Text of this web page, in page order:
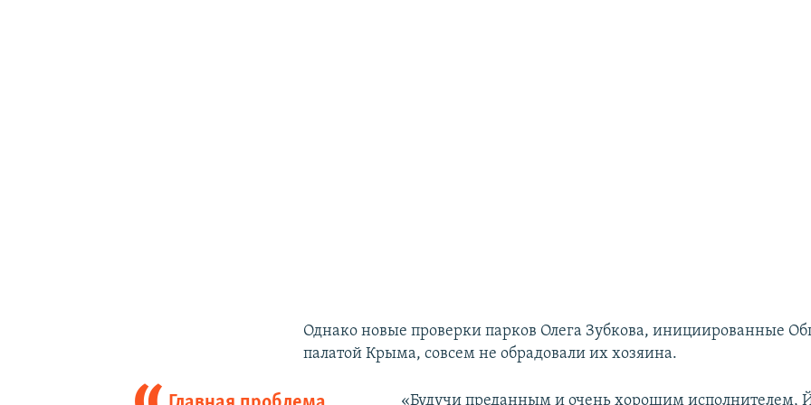
Однако новые проверки парков Олега Зубкова, инициированные
палатой Крыма, совсем не обрадовали их хозяина.
«Будучи преданным и очень хорошим исполнителем,